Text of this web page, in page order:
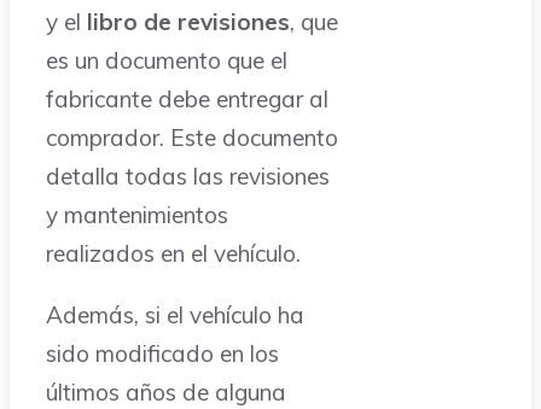
y el libro de revisiones, que
es un documento que el
fabricante debe entregar al
comprador. Este documento
detalla todas las revisiones
y mantenimientos
realizados en el vehículo.
Además, si el vehículo ha
sido modificado en los
últimos años de alguna